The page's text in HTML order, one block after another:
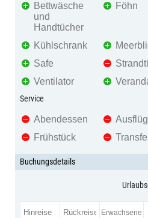
Bettwäsche
und
Handtücher
Föhn
Kühlschrank
Safe
Ventilator
Service
Abendessen
Frühstück
Buchungsdetails
Erwachsene